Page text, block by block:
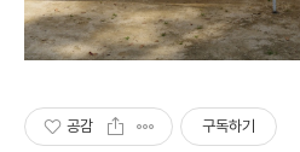
공감 구독하기